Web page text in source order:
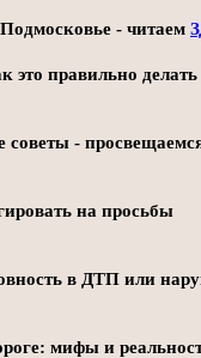
- читаем
это правильно делать
советы -
на просьбы
в ДТП или
мифы и